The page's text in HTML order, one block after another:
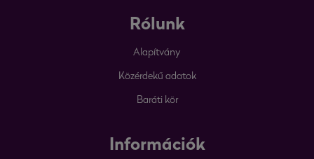
Rólunk
Alapítvány
Közérdekű adatok
Baráti kör
Információk